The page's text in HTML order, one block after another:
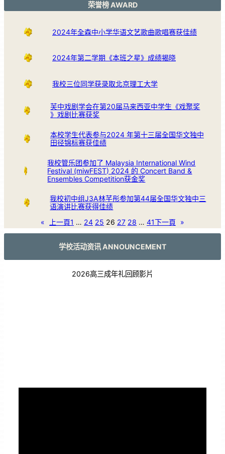
荣誉榜 AWARD
2024年全森中小学华语文艺歌曲歌唱赛获佳绩
2024年第二学期《本班之星》成绩揭晓
我校三位同学获录取北京理工大学
芙中戏剧学会在第20届马来西亚中学生《戏聚奖
》戏剧比赛获奖
本校学生代表参与2024 年第十三届全国华文独中
田径锦标赛获佳绩
我校管乐团参加了 Malaysia International Wind
Festival (miwFEST) 2024 的 Concert Band &
Ensembles Competition获金奖
我校初中组J3A林芊彤参加第44届全国华文独中三
语演讲比赛获得佳绩
«
上一頁1 … 24 25 26 27 28 … 41下一頁 »
学校活动资讯 ANNOUNCEMENT
2026高三成年礼回顾影片